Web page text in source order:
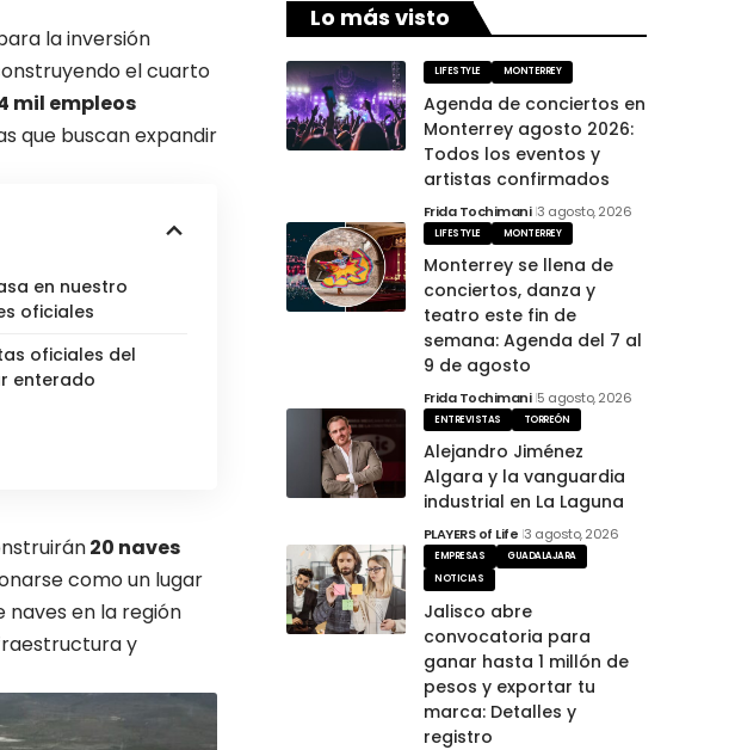
la inversión
el cuarto
mil empleos
que buscan expandir
en nuestro
oficiales
oficiales del
enterado
20 naves
como un lugar
naves en la región
y
Lo más visto
LIFESTYLE MONTERREY
Agenda de conciertos en
Monterrey agosto 2026:
Todos los eventos y
artistas confirmados
Frida Tochimani 3 agosto, 2026
LIFESTYLE MONTERREY
Monterrey se llena de
conciertos, danza y
teatro este fin de
semana: Agenda del 7 al
9 de agosto
Frida Tochimani 5 agosto, 2026
ENTREVISTAS TORREÓN
Alejandro Jiménez
Algara y la vanguardia
industrial en La Laguna
PLAYERS of Life 3 agosto, 2026
EMPRESAS
GUADALAJARA
NOTICIAS
Jalisco abre
convocatoria para
ganar hasta 1 millón de
pesos y exportar tu
marca: Detalles y
registro